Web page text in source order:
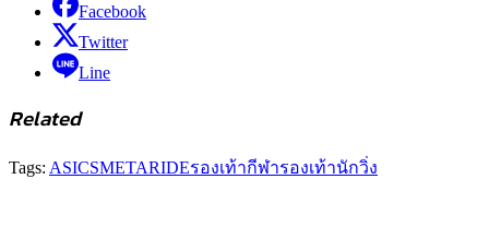
Facebook
Twitter
Line
Related
Tags: ASICSMETARIDEรองเท้ากีฬารองเท้านักวิ่ง